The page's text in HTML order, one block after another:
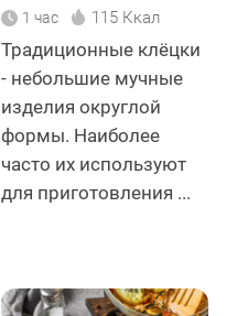
1 час 115 Ккал
Традиционные клёцки
- небольшие мучные
изделия округлой
формы. Наиболее
часто их используют
для приготовления ...